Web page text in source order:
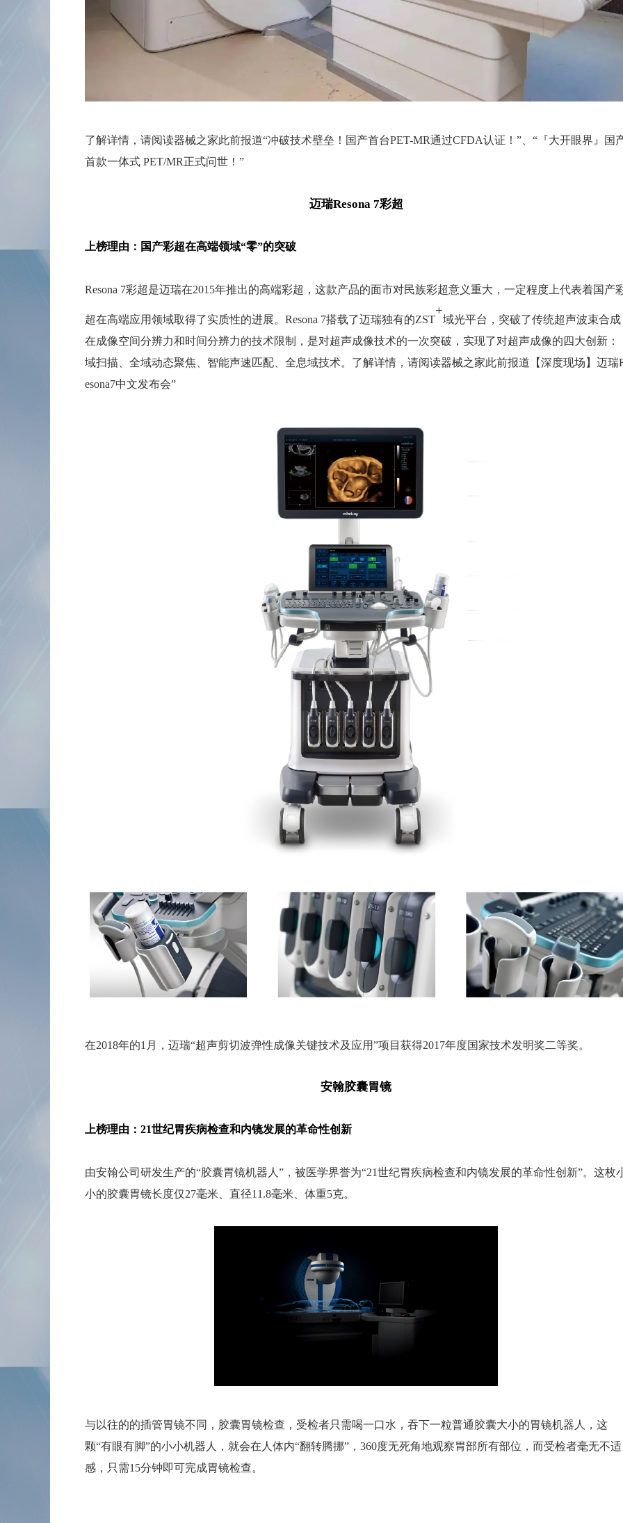
了解详情，请阅读器械之家此前报道“冲破技术壁垒！国产首台PET-MR通过CFDA认证！ ”、“ 『大开眼界』国
首款一体式 PET/MR正式问世！ ”
迈瑞Resona 7彩超
上榜理由：国产彩超在高端领域“零”的突破
Resona 7彩超是迈瑞在2015年推出的高端彩超，这款产品的面市对民族彩超意义重大 ，一定程度上代表着国产
超在高端应用领域取得了实质性的进展。 Resona 7搭载了迈瑞独有的ZST
+
域光平台，突破了传统超声波束合成
在成像空间分辨力和时间分辨力的技术限制，是对超声成像技术的一次突破，实现了对超声成像的四大创新：
域扫描、全域动态聚焦、智能声速匹配、全息域技术。了解详情，请阅读器械之家此前报道 【深度现场】迈瑞
esona7中文发布会”
在2018年的1月，迈瑞“超声剪切波弹性成像关键技术及应用”项目获得2017年度国家技术发明奖二等奖。
安翰胶囊胃镜
上榜理由：21世纪胃疾病检查和内镜发展的革命性创新
由安翰公司研发生产的“胶囊胃镜机器人”，被医学界誉为“21世纪胃疾病检查和内镜发展的革命性创新”。 这枚
小的胶囊胃镜长度仅27毫米、直径11.8毫米、体重5克。
与以往的的插管胃镜不同，胶囊胃镜检查，受检者只需喝一口水，吞下一粒普通胶囊大小的胃镜机器人，这
颗“有眼有脚”的小小机器人，就会在人体内“翻转腾挪”，360度无死角地观察胃部所有部位，而受检者毫无不适
感，只需15分钟即可完成胃镜检查。